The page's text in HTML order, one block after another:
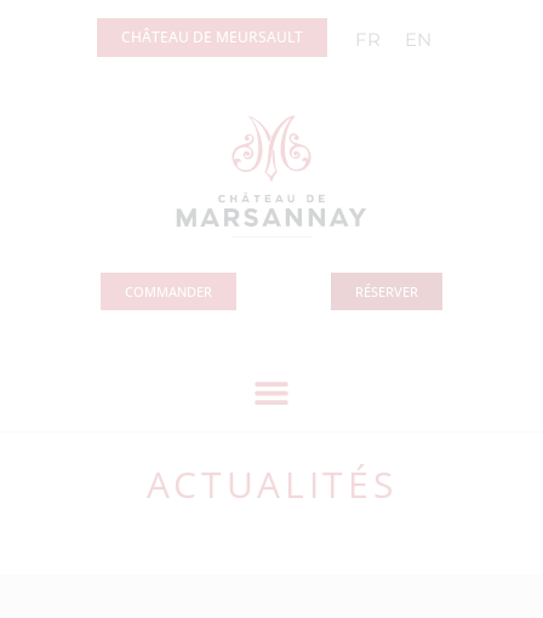
Panneau de gestion des cookies
CHÂTEAU DE MEURSAULT FR EN
COMMANDER RÉSERVER
ACTUALITÉS